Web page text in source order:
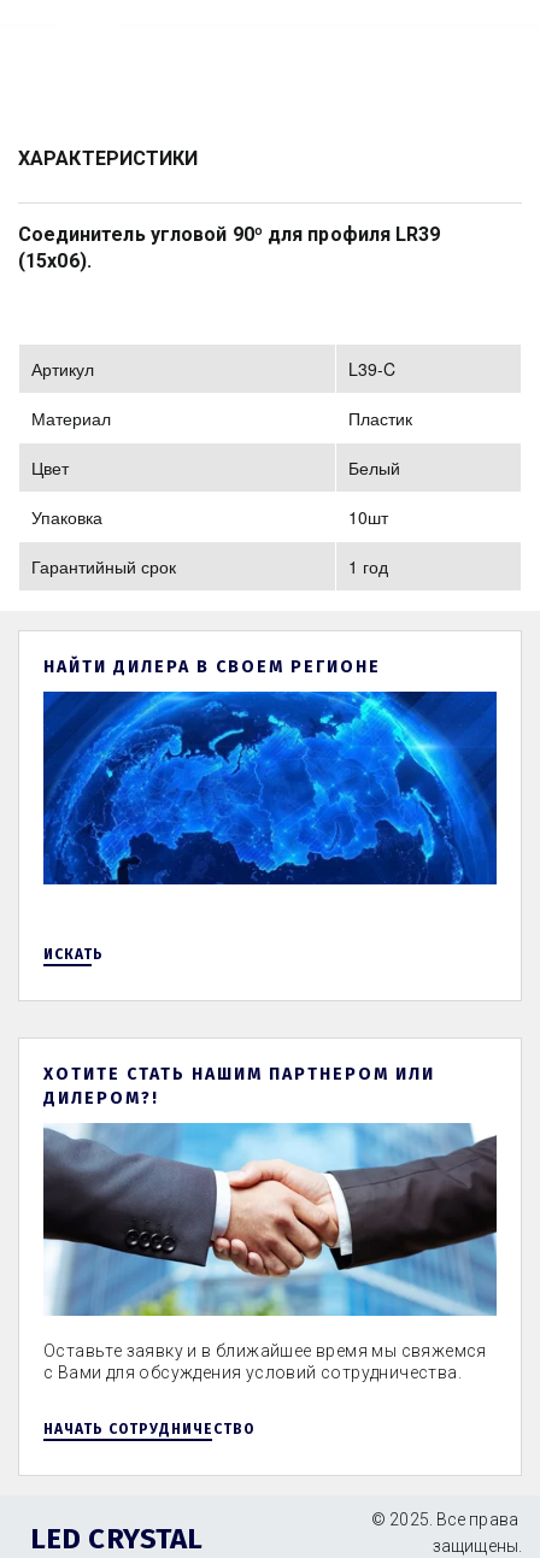
ХАРАКТЕРИСТИКИ
Соединитель угловой 90º для профиля LR39
(15х06).
Артикул L39-C
Материал Пластик
Цвет Белый
Упаковка 10шт
Гарантийный срок 1 год
НАЙТИ ДИЛЕРА В СВОЕМ РЕГИОНЕ
ИСКАТЬ
ХОТИТЕ СТАТЬ НАШИМ ПАРТНЕРОМ ИЛИ
ДИЛЕРОМ?!
Оставьте заявку и в ближайшее время мы свяжемся
с Вами для обсуждения условий сотрудничества.
НАЧАТЬ СОТРУДНИЧЕСТВО
LED CRYSTAL
© 2025. Все права
защищены.